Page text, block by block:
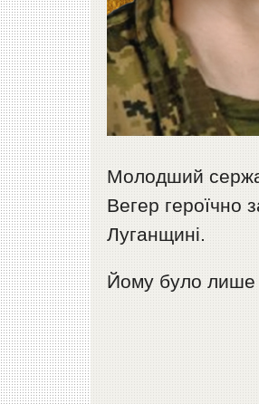
Молодший
Вегер героїчно
Луганщині.
Йому було